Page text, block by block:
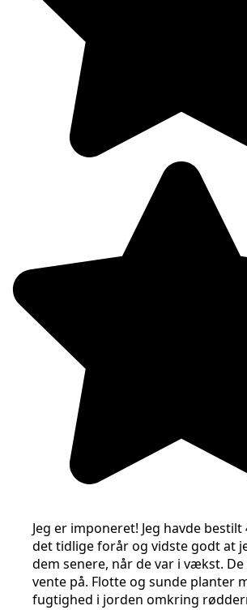
Jeg er imponeret! Jeg havde
det tidlige forår og vidste godt at
dem senere, når de var i vækst.
vente på. Flotte og sunde planter
fugtighed i jorden omkring